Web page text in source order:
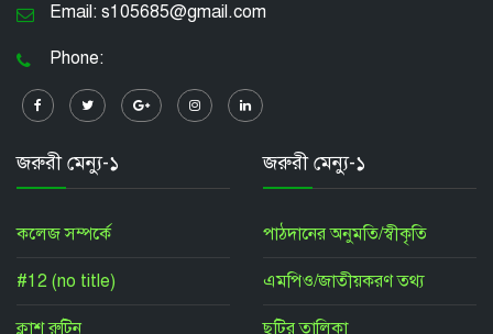
Email: s105685@gmail.com
Phone:
জরুরী মেন্যু-১
কলেজ সম্পর্কে
#12 (no title)
ক্লাশ রুটিন
জরুরী মেন্যু-১
পাঠদানের অনুমতি/স্বীকৃতি
এমপিও/জাতীয়করণ তথ্য
ছুটির তালিকা